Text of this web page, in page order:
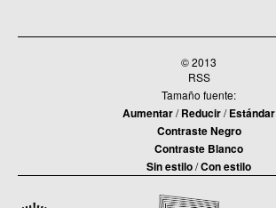
© 2013
RSS
Tamaño fuente:
Aumentar/Reducir/Estándar
Contraste Negro
Contraste Blanco
Sin estilo/Con estilo